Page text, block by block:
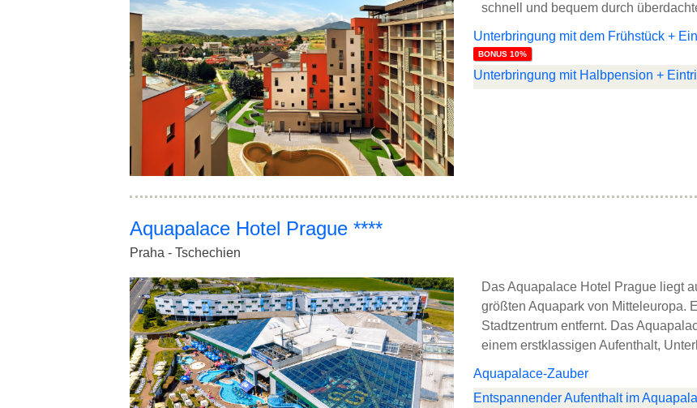
schnell und bequem durch
Unterbringung mit dem Frühstück +
BONUS 10%
Unterbringung mit Halbpension +
Aquapalace Hotel Prague ****
Praha - Tschechien
Das Aquapalace Hotel Prague liegt
größten Aquapark von Mitteleuropa.
Stadtzentrum entfernt. Das
einem erstklassigen Aufenthalt,
Aquapalace-Zauber
Entspannender Aufenthalt im